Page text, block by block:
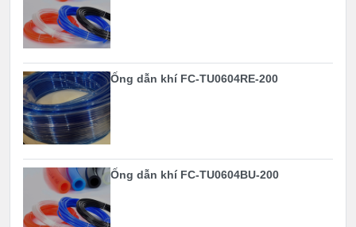
Ống dẫn khí FC-TU0604RE-200
Ống dẫn khí FC-TU0604BU-200